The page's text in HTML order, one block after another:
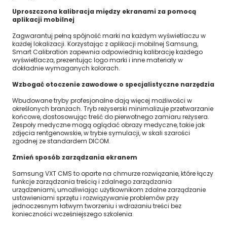
Uproszczona kalibracja między ekranami za pomocą
aplikacji mobilnej
Zagwarantuj pełną spójność marki na każdym wyświetlaczu w
każdej lokalizacji. Korzystając z aplikacji mobilnej Samsung,
Smart Calibration zapewnia odpowiednią kalibrację każdego
wyświetlacza, prezentując logo marki i inne materiały w
dokładnie wymaganych kolorach.
Wzbogać otoczenie zawodowe o specjalistyczne narzędzia
Wbudowane tryby profesjonalne dają więcej możliwości w
określonych branżach. Tryb reżyserski minimalizuje przetwarzanie
końcowe, dostosowując treść do pierwotnego zamiaru reżysera.
Zespoły medyczne mogą oglądać obrazy medyczne, takie jak
zdjęcia rentgenowskie, w trybie symulacji, w skali szarości
zgodnej ze standardem DICOM.
Zmień sposób zarządzania ekranem
Samsung VXT CMS to oparte na chmurze rozwiązanie, które łączy
funkcje zarządzania treścią i zdalnego zarządzania
urządzeniami, umożliwiając użytkownikom zdalne zarządzanie
ustawieniami sprzętu i rozwiązywanie problemów przy
jednoczesnym łatwym tworzeniu i wdrażaniu treści bez
konieczności wcześniejszego szkolenia.